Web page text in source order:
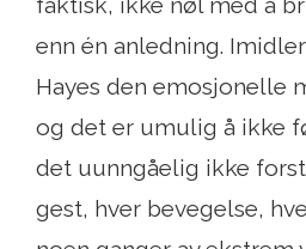
enn én anledning.
Hayes den emosjonelle
og det er umulig å ikke
det uunngåelig ikke
gest, hver bevegelse,